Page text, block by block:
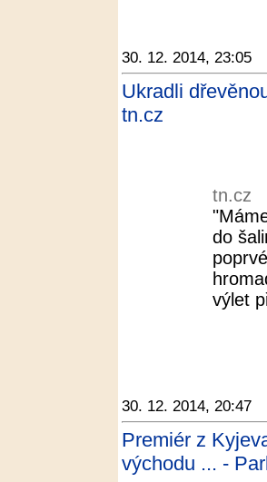
30. 12. 2014, 23:05
Ukradli
tn.cz
tn.cz
do
výlet
30. 12. 2014, 20:47
Premiér z
východu ... -